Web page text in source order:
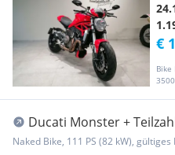
Bike
€
Ducati Monster +
lagernd, ...
Naked Bike, 111 PS (82 kW),